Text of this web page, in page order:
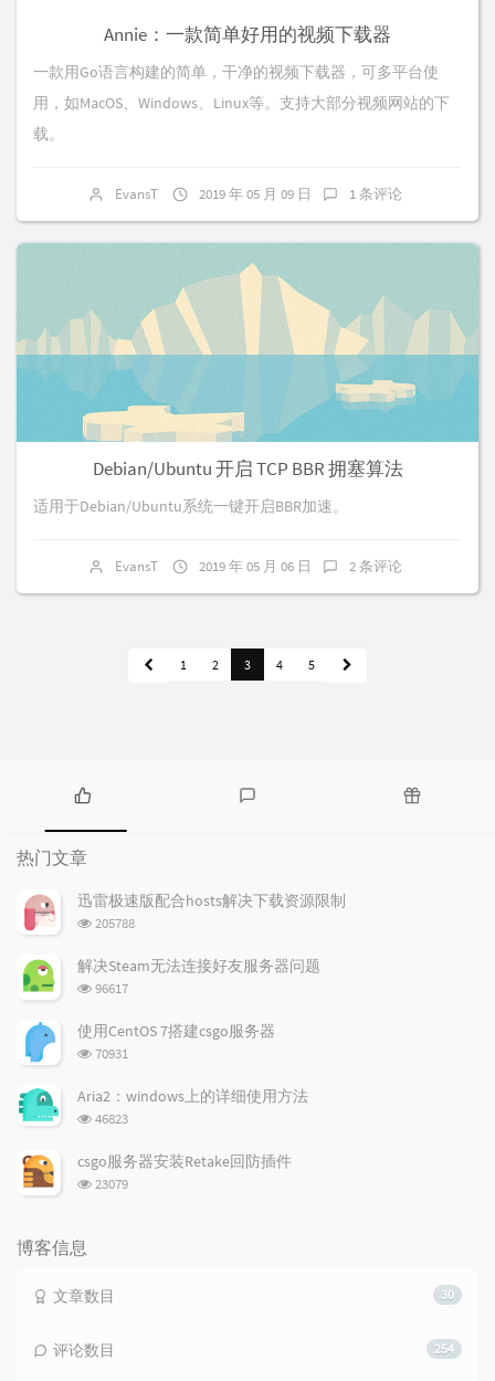
Annie：一款简单好用的视频下载器
一款用Go语言构建的简单，干净的视频下载器，可多平台使
用，如MacOS、Windows、Linux等。支持大部分视频网站的下
载。
EvansT 2019 年 05 月 09 日 1 条评论
Debian/Ubuntu 开启 TCP BBR 拥塞算法
适用于Debian/Ubuntu系统一键开启BBR加速。
EvansT 2019 年 05 月 06 日 2 条评论
1 2 3 4 5
热
门
文
章
论
热门文章
迅雷极速版配合hosts解决下载资源限制
浏
次
数:
205788
解决Steam无法连接好友服务器问题
浏
次
数:
96617
使用CentOS 7搭建csgo服务器
浏
次
70931
Aria2：windows上的详细使用方法
浏
次
数:
46823
csgo服务器安装Retake回防插件
浏
23079
博客信息
30
文章数目
254
评论数目